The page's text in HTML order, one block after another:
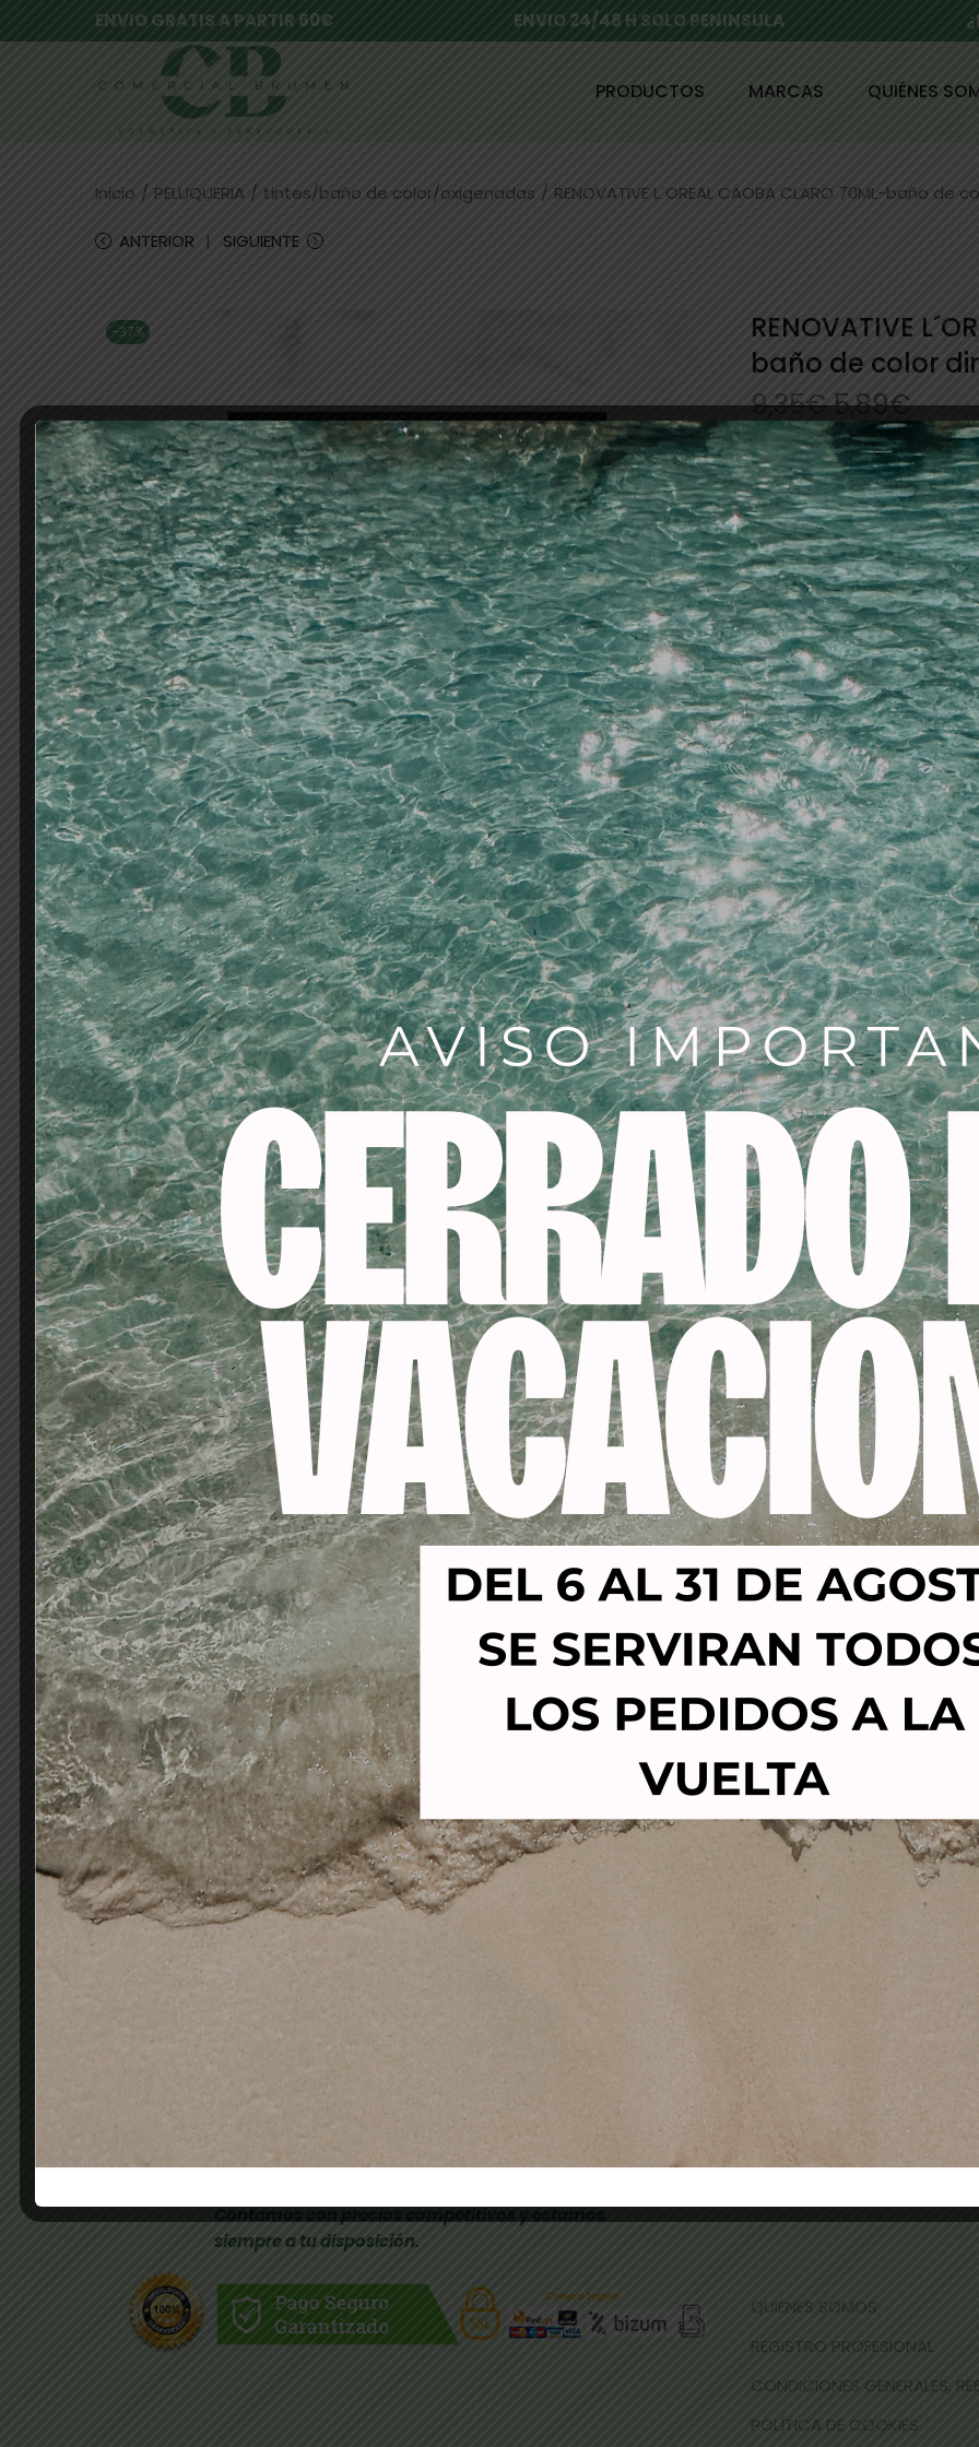
ENVIO GRATIS A PARTIR 60€ ENVIO 24/48 H SOLO PENINSULA
PRODUCTOS MARCAS QUIÉNES
Inicio / PELUQUERIA / tintes/baño de color/oxigenadas / RENOVATIVE L´OREAL CAOBA CLARO 70ML-baño
ANTERIOR SIGUIENTE
-37%
RENOVATIVE
baño de color
9,35€5,89€
Coloración directa, reflejos
colorante fluida preparada
toda suavidad. Los reflejos
de exposición 15 minutos
Hay 9 existencias
Añadir a la lista de
SKU:202778
Categorías:PELUQUERIA,
Productos relacionados
-19%
BLOND STUDIO L´OREAL
NUTRI-DEVELOPER OXIDANTE
20vol. 1000ML
18,00€14,60€
Añadir al carrito
-53%
ALCANTARA TINTE SIN
AMONIACO PREMIUM VIOLETT
10,50€ 4,90€
-20%
PERMANENTE
80ml -cabello
12,00€ 9,60€
En COMERCIAL BRUMEN.S.L nos dedicamos a la
venta de productos de peluquería y estética des
de 1985, ofreciendo una amplia gama que estén
siempre a tu disposición.
- CALLE NICOLAU TALLÓ 70,
RAMBLA FRANCESC MACIÀ
- CARRETERA LAUREÀ MIRÓ
Correo de contacto
:
QUIÉNES SOMOS
REGISTRO PROFESIONAL
CONDICIONES GENERALES,
POLÍTICA DE COOKIES